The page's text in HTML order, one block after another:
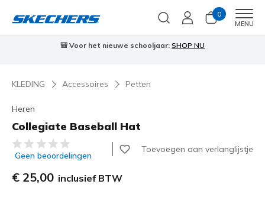
0
MENU
🎒 Voor het nieuwe schooljaar: SHOP NU
KLEDING Accessoires Petten
Heren
Collegiate Baseball Hat
5 van de 5 klantbeoordelingen
Geen beoordelingen
Toevoegen aan verlanglijstje
€ 25,00 inclusief BTW